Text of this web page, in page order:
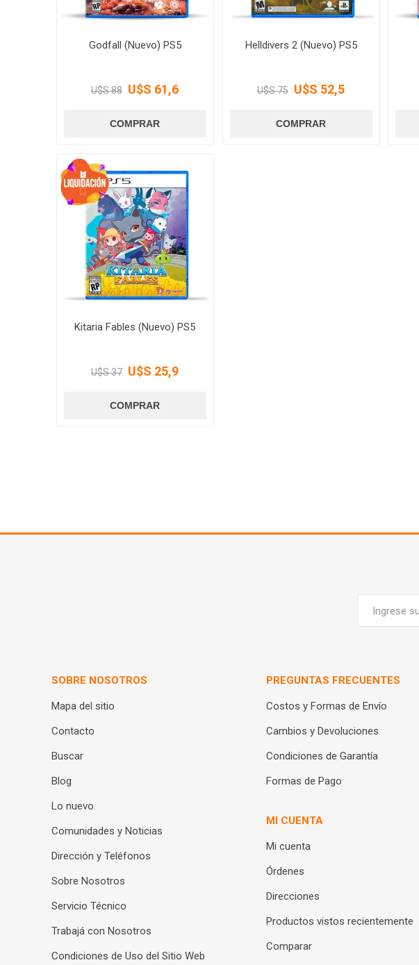
Godfall (Nuevo) PS5
U$S 88 U$S 61,6
Helldivers 2 (Nuevo) PS5
U$S 75 U$S 52,5
Kitaria Fables (Nuevo) PS5
U$S 37 U$S 25,9
SOBRE NOSOTROS
Mapa del sitio
Contacto
Buscar
Blog
Lo nuevo
Comunidades y Noticias
Dirección y Teléfonos
Sobre Nosotros
Servicio Técnico
Trabajá con Nosotros
Condiciones de Uso del Sitio Web
PREGUNTAS FRECUENTES
Costos y Formas de Envío
Cambios y Devoluciones
Condiciones de Garantía
Formas de Pago
MI CUENTA
Mi cuenta
Órdenes
Direcciones
Productos vistos recientemente
Comparar